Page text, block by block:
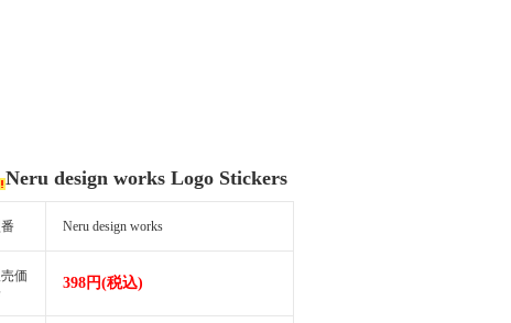
Neru design works Logo Stickers
Neru design works
価
398円(税込)